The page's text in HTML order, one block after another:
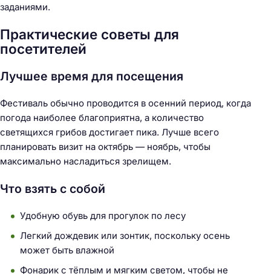
заданиями.
Практические советы для
посетителей
Лучшее время для посещения
Фестиваль обычно проводится в осенний период, когда
погода наиболее благоприятна, а количество
светящихся грибов достигает пика. Лучше всего
планировать визит на октябрь — ноябрь, чтобы
максимально насладиться зрелищем.
Что взять с собой
Удобную обувь для прогулок по лесу
Легкий дождевик или зонтик, поскольку осень
может быть влажной
Фонарик с тёплым и мягким светом, чтобы не